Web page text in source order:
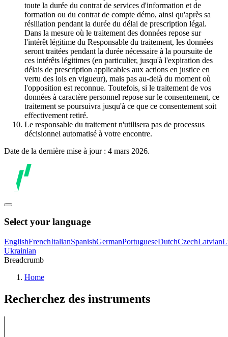
toute la durée du contrat de services d'information et de
formation ou du contrat de compte démo, ainsi qu'après sa
résiliation pendant la durée du délai de prescription légal.
Dans la mesure où le traitement des données repose sur
l'intérêt légitime du Responsable du traitement, les données
seront traitées pendant la durée nécessaire à la poursuite de
ces intérêts légitimes (en particulier, jusqu'à l'expiration des
délais de prescription applicables aux actions en justice en
vertu des lois en vigueur), mais pas au-delà du moment où
l'opposition est reconnue. Toutefois, si le traitement de vos
données à caractère personnel repose sur le consentement, ce
traitement se poursuivra jusqu'à ce que ce consentement soit
effectivement retiré.
Le responsable du traitement n'utilisera pas de processus
décisionnel automatisé à votre encontre.
Date de la dernière mise à jour : 4 mars 2026.
Select your language
EnglishFrenchItalianSpanishGermanPortugueseDutchCzechLatvian
Ukrainian
Breadcrumb
Home
Recherchez des instruments